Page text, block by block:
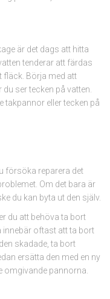
är det dags att hitta
tenderar att färdas
fläck. Börja med att
ser tecken på vatten.
takpannor eller tecken på
försöka reparera det
Om det bara är
du kan byta ut den själv.
du att behöva ta bort
innebär oftast att ta bort
skadade, ta bort
ersätta den med en ny
omgivande pannorna.